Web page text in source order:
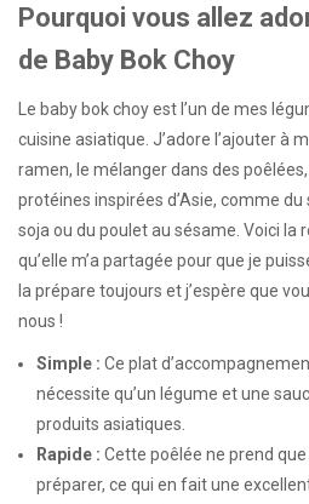
Pourquoi vous allez
de Baby Bok Choy
Le baby bok choy est l’un de mes
cuisine asiatique. J’adore l’ajouter à
ramen, le mélanger dans des poêlées,
protéines inspirées d’Asie, comme
soja ou du poulet au sésame. Voici la
qu’elle m’a partagée pour que je
la prépare toujours et j’espère que
nous !
Simple : Ce plat
nécessite qu’un légume et une
produits asiatiques.
Rapide : Cette poêlée ne prend
préparer, ce qui en fait une